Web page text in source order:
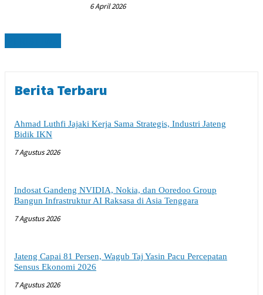
6 April 2026
Berita Terbaru
Ahmad Luthfi Jajaki Kerja Sama Strategis, Industri Jateng
Bidik IKN
7 Agustus 2026
Indosat Gandeng NVIDIA, Nokia, dan Ooredoo Group
Bangun Infrastruktur AI Raksasa di Asia Tenggara
7 Agustus 2026
Jateng Capai 81 Persen, Wagub Taj Yasin Pacu Percepatan
Sensus Ekonomi 2026
7 Agustus 2026